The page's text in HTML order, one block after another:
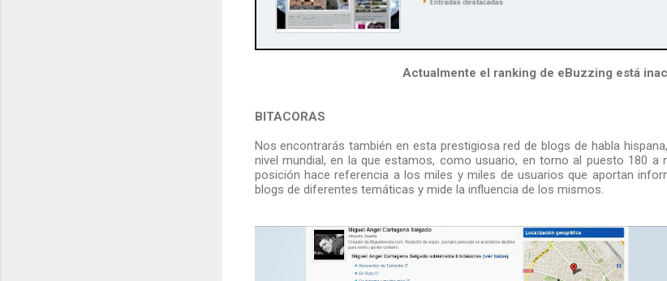
Actualmente el ranking de eBuzzing está
BITACORAS
Nos encontrarás también en esta prestigiosa red de blogs de habla
nivel mundial, en la que estamos, como usuario, en torno al puesto 180 a
posición hace referencia a los miles y miles de usuarios que aportan
blogs de diferentes temáticas y mide la influencia de los mismos.